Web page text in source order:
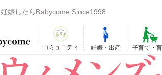
妊娠したらBabycome Since1998
コミュニティ 妊娠・出産 子育て・